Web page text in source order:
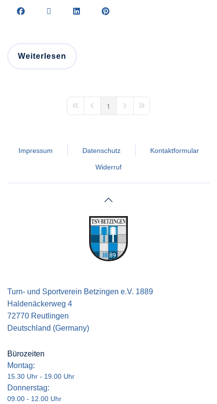
Weiterlesen
First PagePrevious Page
1 Next PageLast Page
Impressum Datenschutz Kontaktformular
Widerruf
Turn- und Sportverein Betzingen e.V. 1889
Haldenäckerweg 4
72770 Reutlingen
Deutschland (Germany)
Bürozeiten
Montag:
15.30 Uhr - 19.00 Uhr
Donnerstag:
09.00 - 12.00 Uhr